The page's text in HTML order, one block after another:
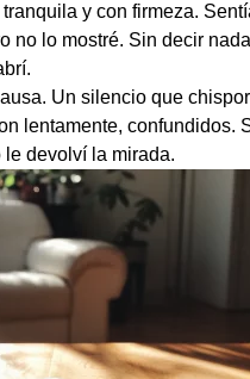
tranquila y con firmeza.
no lo mostré. Sin decir
Un silencio que
lentamente, confundidos.
le devolví la mirada.